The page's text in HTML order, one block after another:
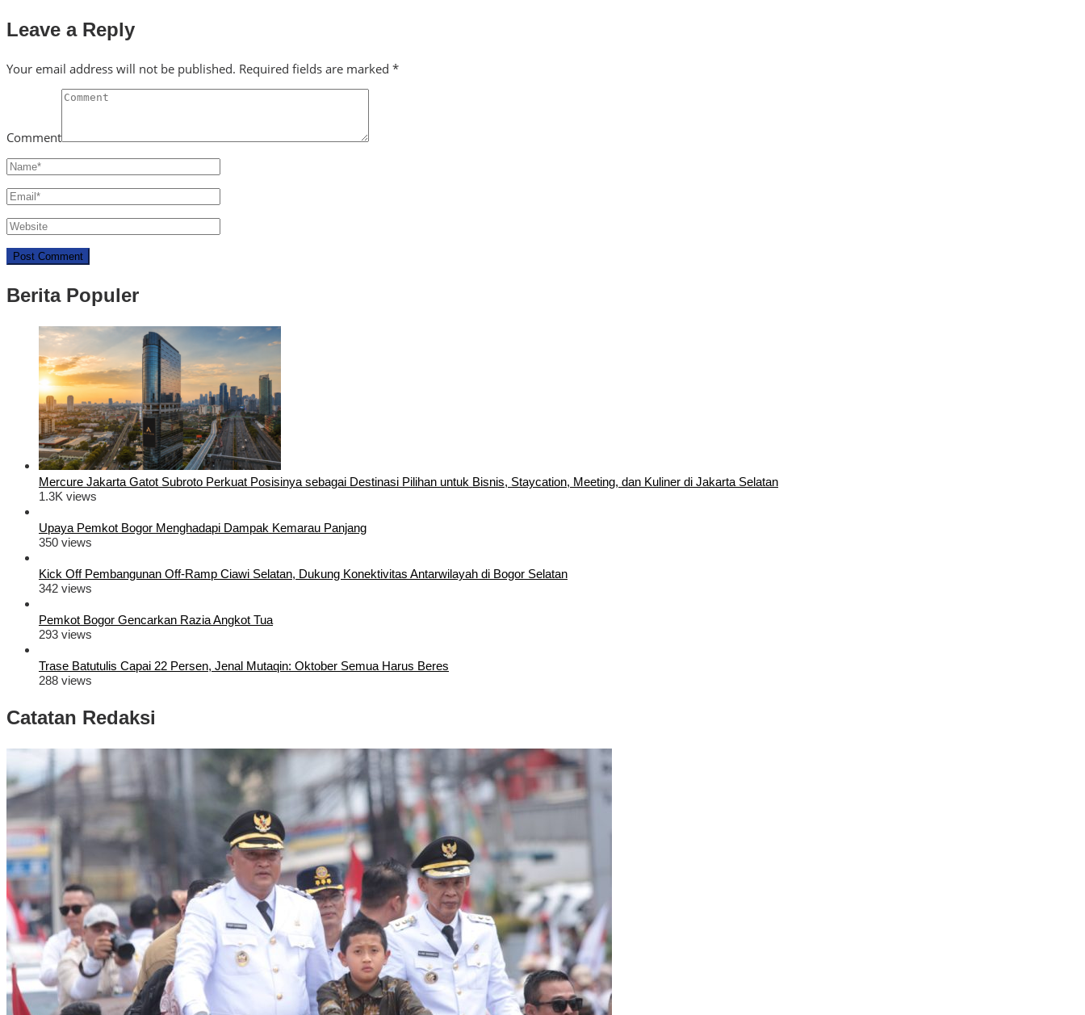
Leave a Reply
Your email address will not be published. Required fields are marked *
Comment
Berita Populer
Mercure Jakarta Gatot Subroto Perkuat Posisinya sebagai Destinasi Pilihan untuk Bisnis, Staycation, Meeting, dan Kuliner di Jakarta Selatan
1.3K views
Upaya Pemkot Bogor Menghadapi Dampak Kemarau Panjang
350 views
Kick Off Pembangunan Off-Ramp Ciawi Selatan, Dukung Konektivitas Antarwilayah di Bogor Selatan
342 views
Pemkot Bogor Gencarkan Razia Angkot Tua
293 views
Trase Batutulis Capai 22 Persen, Jenal Mutaqin: Oktober Semua Harus Beres
288 views
Catatan Redaksi